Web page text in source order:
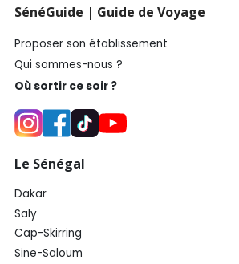
SénéGuide | Guide de Voyage
Proposer son établissement
Qui sommes-nous ?
Où sortir ce soir ?
Le Sénégal
Dakar
Saly
Cap-Skirring
Sine-Saloum